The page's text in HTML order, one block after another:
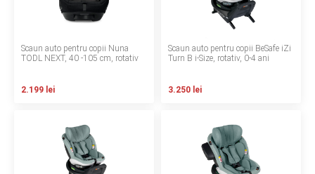
BABY MONITORS
BAIE SI TOALETA
Scaun auto pentru copii Nuna
TODL NEXT, 40 -105 cm, rotativ
2.199 lei
Scaun auto pentru copii BeSafe iZi
Turn B i-Size, rotativ, 0-4 ani
3.250 lei